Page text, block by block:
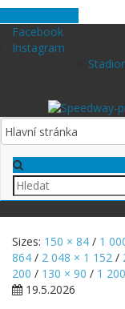
Facebook
Instagram
Sizes: 150 × 84 / 1
864 / 2 048 × 1 152 /
200 / 130 × 90 / 1
19.5.2026